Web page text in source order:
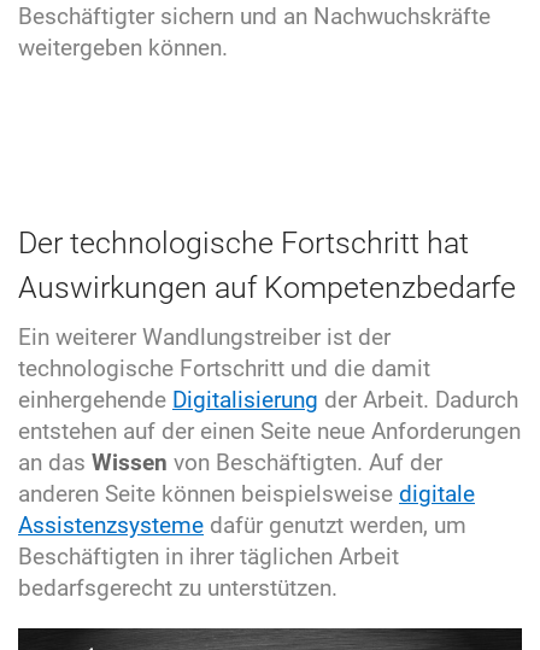
Beschäftigter sichern und an Nachwuchskräfte
weitergeben können.
Der technologische Fortschritt hat
Auswirkungen auf Kompetenzbedarfe
Ein weiterer Wandlungstreiber ist der
technologische Fortschritt und die damit
einhergehende Digitalisierung der Arbeit. Dadurch
entstehen auf der einen Seite neue Anforderungen
an das Wissen von Beschäftigten. Auf der
anderen Seite können beispielsweise digitale
Assistenzsysteme dafür genutzt werden, um
Beschäftigten in ihrer täglichen Arbeit
bedarfsgerecht zu unterstützen.